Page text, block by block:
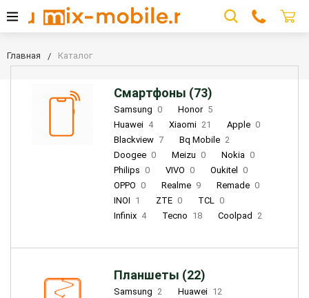
Главная Каталог
Смартфоны (73)
Samsung 0 Honor 5
Huawei 4 Xiaomi 21 Apple 0
Blackview 7 Bq Mobile 2
Doogee 0 Meizu 0 Nokia 0
Philips 0 VIVO 0 Oukitel
0
OPPO 0 Realme 9 Remade 0
INOI 1 ZTE 0 TCL 0
Infinix 4 Tecno 18 Coolpad 2
Планшеты (22)
Samsung 2 Huawei 12